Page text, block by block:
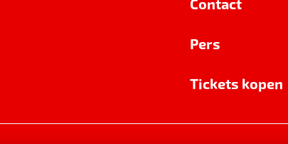
Contact
Pers
Tickets kopen